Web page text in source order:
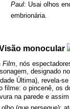
Paul: Usai olhos
embrionária.
monocular
Film, nós
designado
Última), revela-
filme: o pincenê, os
na parede e